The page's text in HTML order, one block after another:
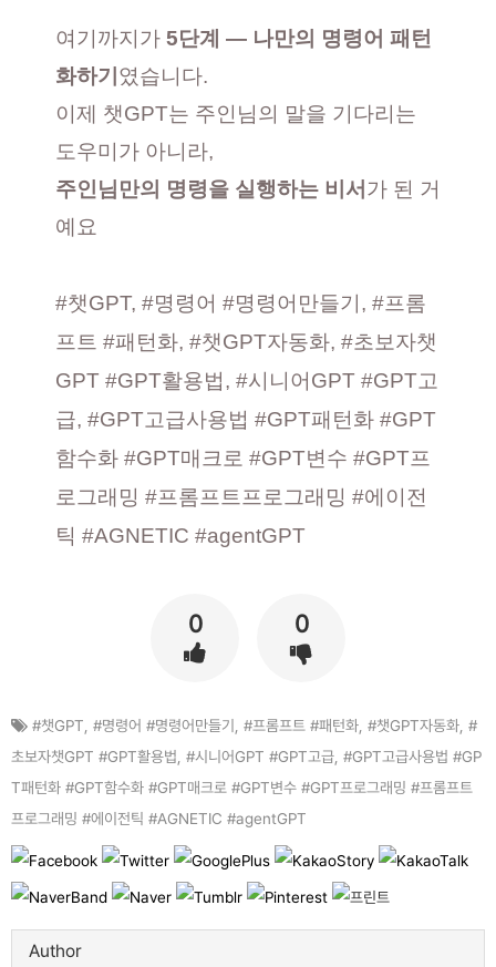
여기까지가 5단계 — 나만의 명령어 패턴
화하기 였습니다.
이제 챗GPT는 주인님의 말을 기다리는
도우미가 아니라,
주인님만의 명령을 실행하는 비서 가 된 거
예요
#챗GPT, #명령어 #명령어만들기, #프롬
프트 #패턴화, #챗GPT자동화, #초보자챗
GPT #GPT활용법, #시니어GPT #GPT고
급, #GPT고급사용법 #GPT패턴화 #GPT
함수화 #GPT매크로 #GPT변수 #GPT프
로그래밍 #프롬프트프로그래밍 #에이전
틱 #AGNETIC #agentGPT
0 0
#챗GPT #명령어 #명령어만들기 #프롬프트 #패턴화 #챗GPT자동화 #
초보자챗GPT #GPT활용법 #시니어GPT #GPT고급 #GPT고급사용법 #GP
T패턴화 #GPT함수화 #GPT매크로 #GPT변수 #GPT프로그래밍 #프롬프트
프로그래밍 #에이전틱 #AGNETIC #agentGPT
Author